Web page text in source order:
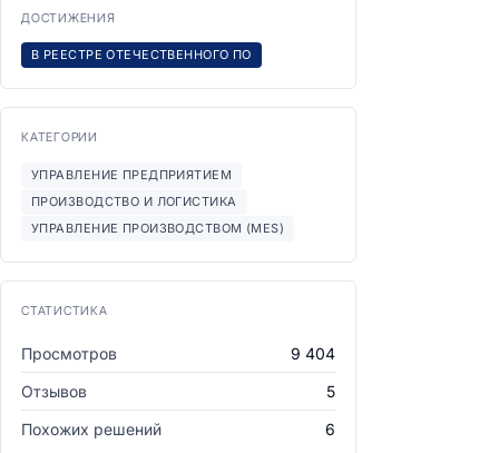
ДОСТИЖЕНИЯ
В РЕЕСТРЕ ОТЕЧЕСТВЕННОГО ПО
КАТЕГОРИИ
УПРАВЛЕНИЕ ПРЕДПРИЯТИЕМ
ПРОИЗВОДСТВО И ЛОГИСТИКА
УПРАВЛЕНИЕ ПРОИЗВОДСТВОМ (MES)
СТАТИСТИКА
Просмотров
9 404
Отзывов
5
Похожих решений
6